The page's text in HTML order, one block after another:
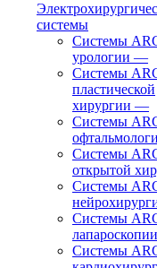
системы
Системы
урологии —
Системы
пластической
хирургии —
Системы
Системы
открытой
Системы
Системы
лапароскопии
Системы